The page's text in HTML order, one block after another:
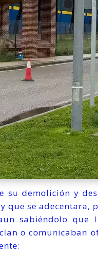
su demolición y
que se adecentara,
sabiéndolo
o comunicaban